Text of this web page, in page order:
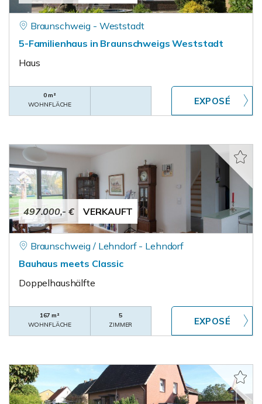
Braunschweig - Weststadt
5-Familienhaus in Braunschweigs Weststadt
Haus
0 m²
WOHNFLÄCHE
497.000,- € VERKAUFT
Braunschweig / Lehndorf - Lehndorf
Bauhaus meets Classic
Doppelhaushälfte
167 m²
WOHNFLÄCHE
5
ZIMMER